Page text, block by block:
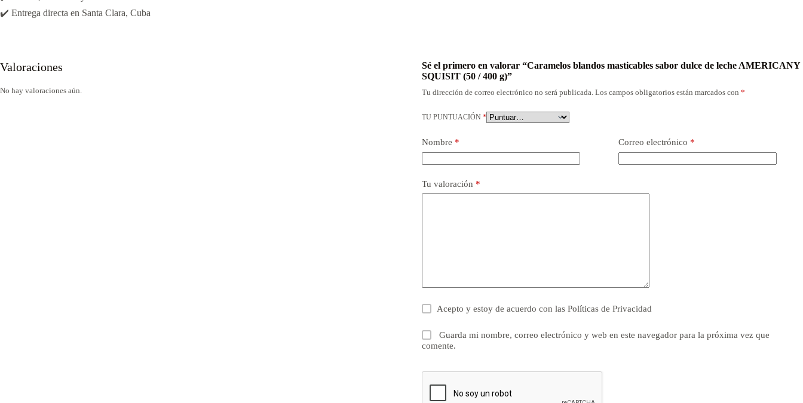
✔️ Entrega directa en Santa Clara, Cuba
Valoraciones
No hay valoraciones aún.
Sé el primero en valorar “Caramelos blandos masticables sabor dulce de leche AMERICANY
SQUISIT (50 / 400 g)”
Tu dirección de correo electrónico no será publicada. Los campos obligatorios están marcados con *
TU PUNTUACIÓN *
Nombre * Correo electrónico *
Tu valoración *
Acepto y estoy de acuerdo con las Políticas de Privacidad
Guarda mi nombre, correo electrónico y web en este navegador para la próxima vez que
comente.